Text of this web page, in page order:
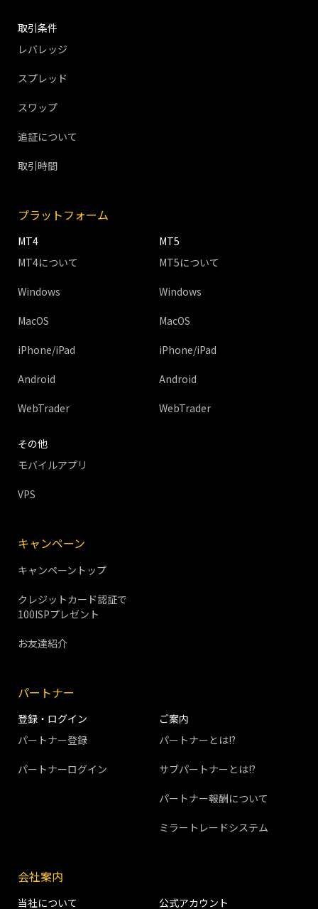
取引条件
レバレッジ
スプレッド
スワップ
追証について
取引時間
プラットフォーム
MT4
MT4について
Windows
MacOS
iPhone/iPad
Android
WebTrader
MT5
MT5について
Windows
MacOS
iPhone/iPad
Android
WebTrader
その他
モバイルアプリ
VPS
キャンペーン
キャンペーントップ
クレジットカード認証で
100ISPプレゼント
お友達紹介
パートナー
登録・ログイン
パートナー登録
パートナーログイン
ご案内
パートナーとは!?
サブパートナーとは!?
パートナー報酬について
ミラートレードシステム
会社案内
当社について 公式アカウント